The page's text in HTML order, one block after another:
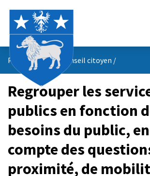
Propositions du conseil citoyen /
Regrouper les
publics en fonction
besoins du public,
compte des
proximité, de